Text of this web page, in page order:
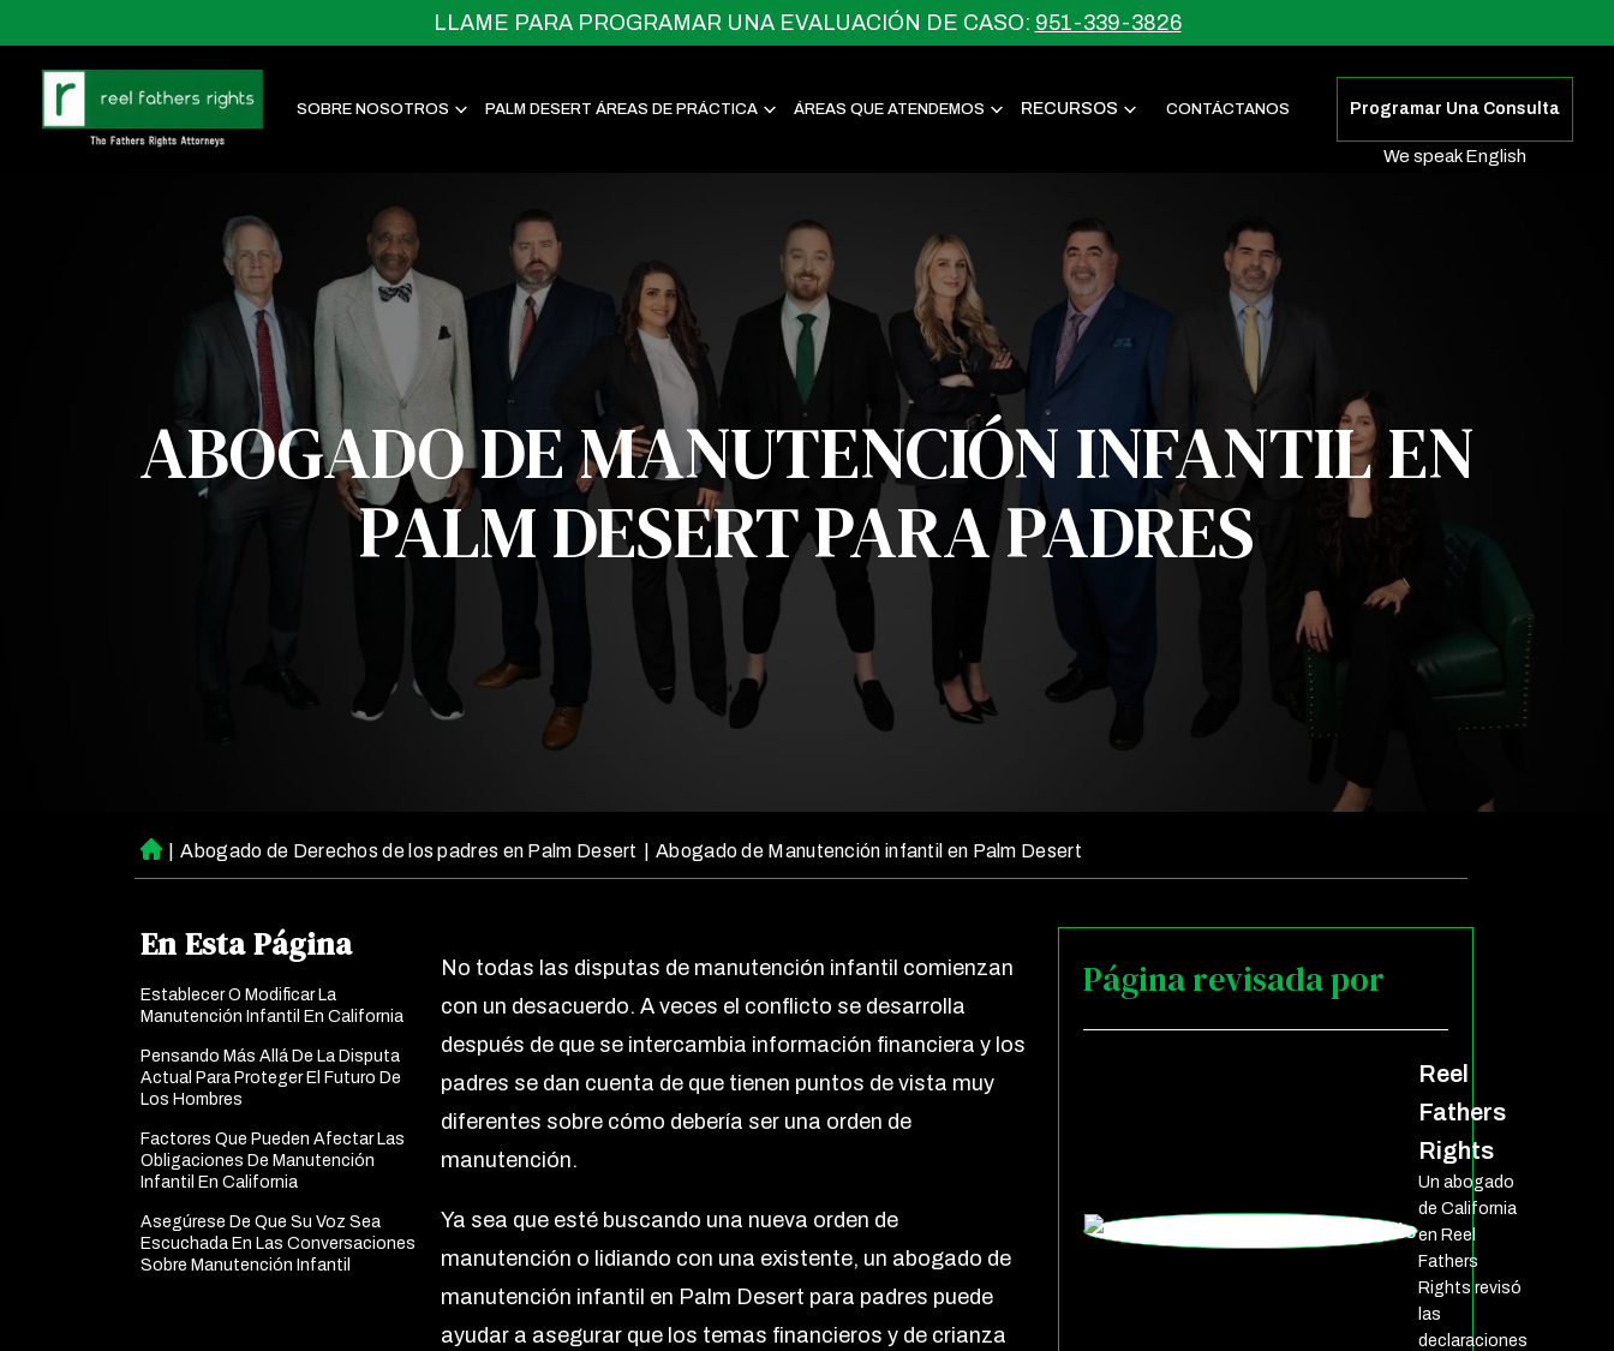
LLAME PARA PROGRAMAR UNA EVALUACIÓN DE CASO: 951-339-3826
SOBRE NOSOTROS PALM DESERT ÁREAS DE PRÁCTICA ÁREAS QUE ATENDEMOS RECURSOS CONTÁCTANOS Programar Una Consulta
We speak English
ABOGADO DE MANUTENCIÓN INFANTIL EN
PALM DESERT PARA PADRES
Ini
ci
Abogado de Derechos de los padres en Palm Desert Abogado de Manutención infantil en Palm Desert
En Esta Página
Establecer O Modificar La
Manutención Infantil En California
Pensando Más Allá De La Disputa
Actual Para Proteger El Futuro De
Los Hombres
Factores Que Pueden Afectar Las
Obligaciones De Manutención
Infantil En California
Asegúrese De Que Su Voz Sea
Escuchada En Las Conversaciones
Sobre Manutención Infantil
No todas las disputas de manutención infantil comienzan
con un desacuerdo. A veces el conflicto se desarrolla
después de que se intercambia información financiera y los
padres se dan cuenta de que tienen puntos de vista muy
diferentes sobre cómo debería ser una orden de
manutención.
Ya sea que esté buscando una nueva orden de
manutención o lidiando con una existente, un abogado de
manutención infantil en Palm Desert para padres puede
ayudar a asegurar que los temas financieros y de crianza
Página revisada por
Reel
Fathers
Rights
Un abogado
de California
en Reel
Fathers
Rights revisó
las
declaraciones